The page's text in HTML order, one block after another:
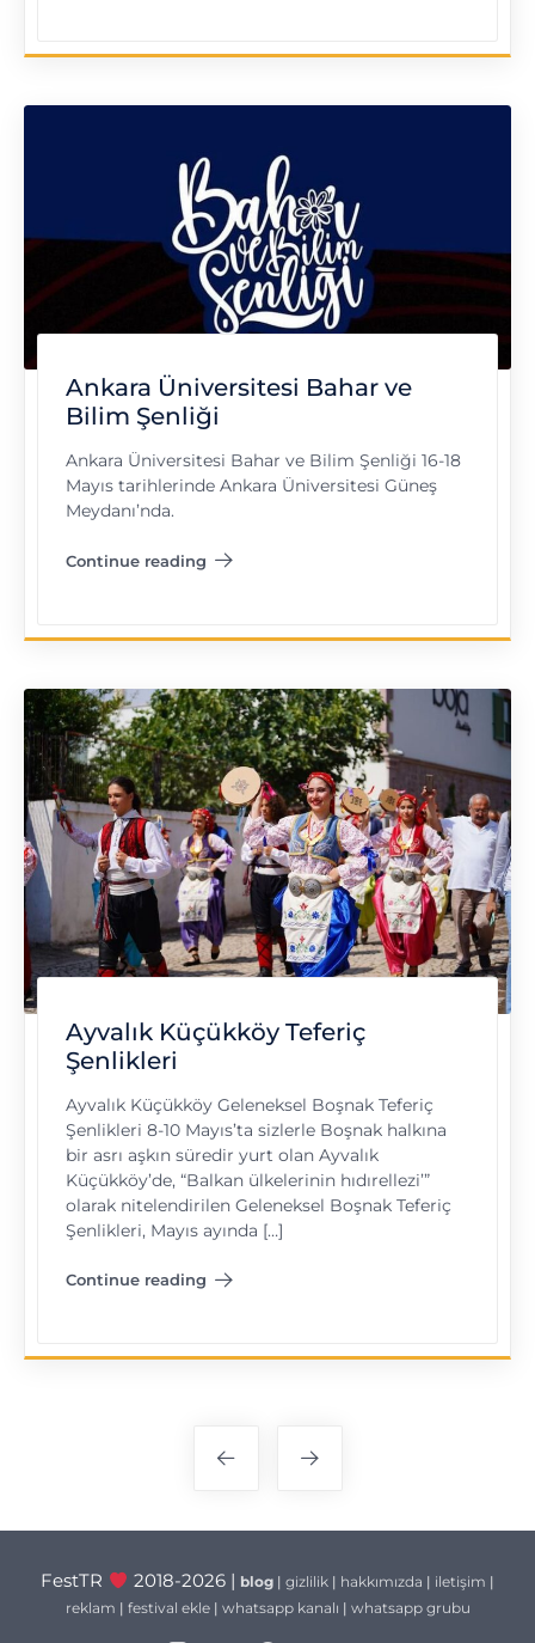
Ankara Üniversitesi Bahar ve
Bilim Şenliği
Ankara Üniversitesi Bahar ve Bilim Şenliği 16-18
Mayıs tarihlerinde Ankara Üniversitesi Güneş
Meydanı’nda.
Continue reading
"Ankara Üniversitesi Bahar ve Bilim Şenliği"
Ayvalık Küçükköy Teferiç
Şenlikleri
Ayvalık Küçükköy Geleneksel Boşnak Teferiç
Şenlikleri 8-10 Mayıs’ta sizlerle Boşnak halkına
bir asrı aşkın süredir yurt olan Ayvalık
Küçükköy’de, “Balkan ülkelerinin hıdırellezi’”
olarak nitelendirilen Geleneksel Boşnak Teferiç
Şenlikleri, Mayıs ayında […]
Continue reading
"Ayvalık Küçükköy Teferiç Şenlikleri"
FestTR 2018-2026 | blog| gizlilik| hakkımızda | iletişim |
reklam | festival ekle| whatsapp kanalı | whatsapp grubu